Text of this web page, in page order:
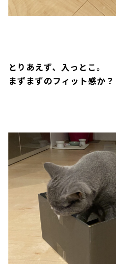
とりあえず、入っとこ。
まずまずのフィット感か？